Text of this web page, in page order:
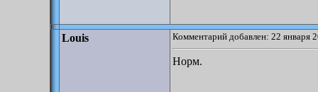
Louis Комментарий добавлен: 22 января
Норм.